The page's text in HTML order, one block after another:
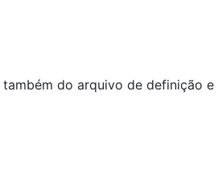
do arquivo de definição e